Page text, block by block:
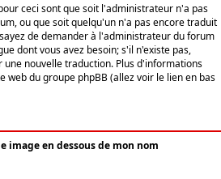
ceci sont que soit l'administrateur n'a pas
ou que soit quelqu'un n'a pas encore traduit
de demander à l'administrateur du forum
dont vous avez besoin; s'il n'existe pas,
nouvelle traduction. Plus d'informations
web du groupe phpBB (allez voir le lien en bas
image en dessous de mon nom